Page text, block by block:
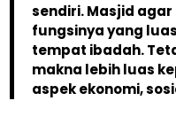
sendiri. Masjid
fungsinya yang
tempat ibadah.
makna lebih luas
aspek ekonomi,